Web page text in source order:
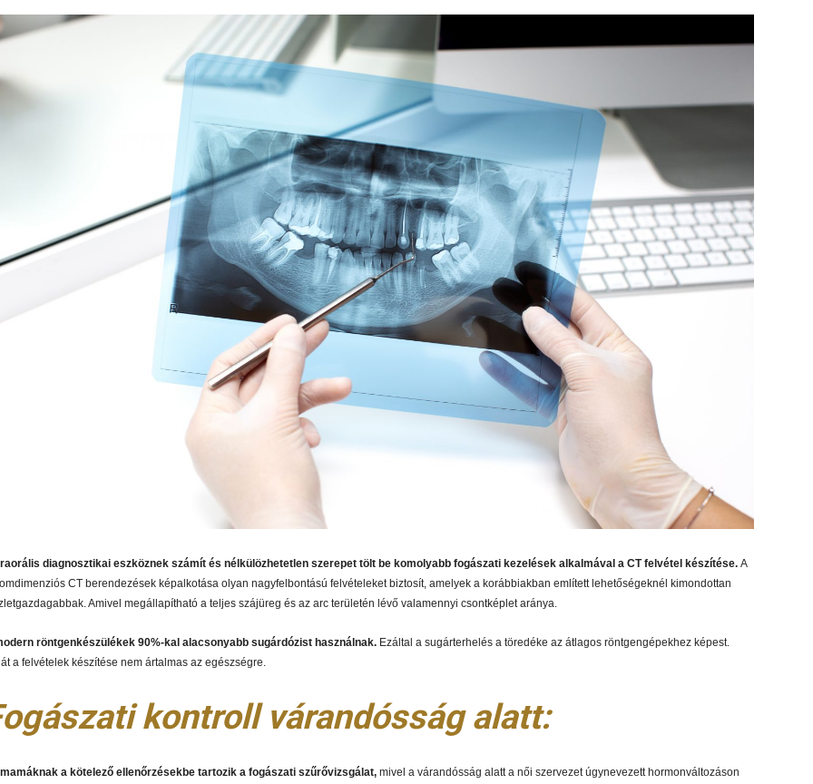
diagnosztikai eszköznek számít és nélkülözhetetlen szerepet tölt be komolyabb fogászati kezelések alkalmával a CT felvétel készítése.A
CT berendezések képalkotása olyan nagyfelbontású felvételeket biztosít, amelyek a korábbiakban említett lehetőségeknél kimondottan
Amivel megállapítható a teljes szájüreg és az arc területén lévő valamennyi csontképlet aránya.
röntgenkészülékek 90%-kal alacsonyabb sugárdózist használnak. Ezáltal a sugárterhelés a töredéke az átlagos röntgengépekhez képest.
a felvételek készítése nem ártalmas az egészségre.
kontroll várandósság alatt:
a kötelező ellenőrzésekbe tartozik a fogászati szűrővizsgálat, mivel a várandósság alatt a női szervezet úgynevezett hormonváltozáson